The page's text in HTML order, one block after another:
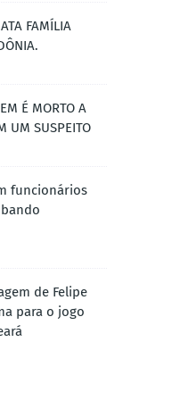
FAMÍLIA
É MORTO A
UM SUSPEITO
funcionários
de Felipe
para o jogo